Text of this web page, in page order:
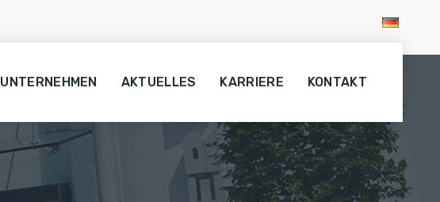
UNTERNEHMEN AKTUELLES KARRIERE KONTAKT